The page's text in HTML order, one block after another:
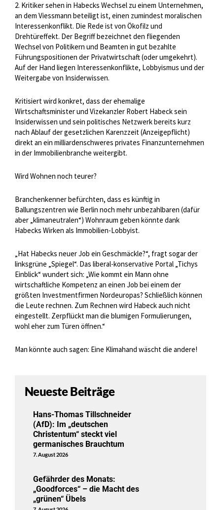
2. Kritiker sehen in Habecks Wechsel zu einem Unternehmen,
an dem Viessmann beteiligt ist, einen zumindest moralischen
Interessenkonflikt. Die Rede ist von Ökofilz und
Drehtüreffekt. Der Begriff bezeichnet den fliegenden
Wechsel von Politikern und Beamten in gut bezahlte
Führungspositionen der Privatwirtschaft (oder umgekehrt).
Auf der Hand liegen Interessenkonflikte, Lobbyismus und der
Weitergabe von Insiderwissen.
Kritisiert wird konkret, dass der ehemalige
Wirtschaftsminister und Vizekanzler Robert Habeck sein
Insiderwissen und sein politisches Netzwerk bereits kurz
nach Ablauf der gesetzlichen Karenzzeit (Anzeigepflicht)
direkt an ein milliardenschweres privates Finanzunternehmen
in der Immobilienbranche weitergibt.
Wird Wohnen noch teurer?
Branchenkenner befürchten, dass es künftig in
Ballungszentren wie Berlin noch mehr unbezahlbaren (dafür
aber „klimaneutralen“) Wohnraum geben könnte dank
Habecks Wirken als Immobilien-Lobbyist.
„Hat Habecks neuer Job ein Geschmäckle?“, fragt sogar der
linksgrüne „Spiegel“. Das liberal-konservative Portal „Tichys
Einblick“ wundert sich: „Wie kommt ein Mann ohne
wirtschaftliche Kompetenz an einen Job bei einem der
größten Investmentfirmen Nordeuropas? Schließlich können
die Leute rechnen. Zum Rechnen wird Habeck auch nicht
eingestellt. Zerpflückt man die blumigen Formulierungen,
wohl eher zum Türen öffnen.“
Man könnte auch sagen: Eine Klimahand wäscht die andere!
Neueste Beiträge
Hans-Thomas Tillschneider
(AfD): Im „deutschen
Christentum“ steckt viel
germanisches Brauchtum
7. August 2026
Gefährder des Monats:
„Goodforces“ – die Macht des
„grünen“ Übels